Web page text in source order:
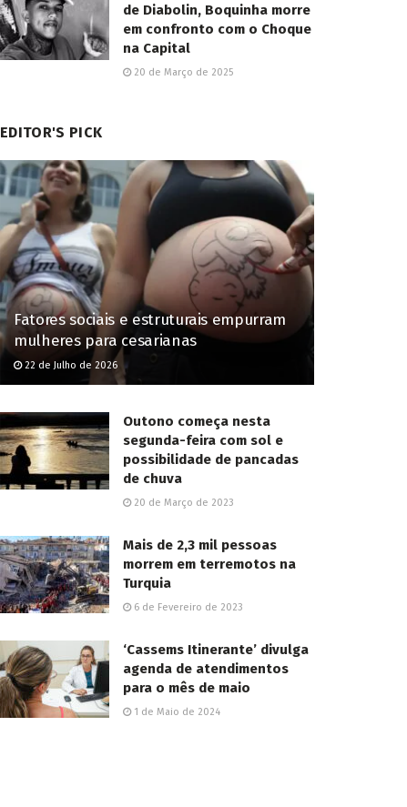
de Diabolin, Boquinha morre
em confronto com o Choque
na Capital
20 de Março de 2025
EDITOR'S PICK
Fatores sociais e estruturais empurram
mulheres para cesarianas
22 de Julho de 2026
Outono começa nesta
segunda-feira com sol e
possibilidade de pancadas
de chuva
20 de Março de 2023
Mais de 2,3 mil pessoas
morrem em terremotos na
Turquia
6 de Fevereiro de 2023
‘Cassems Itinerante’ divulga
agenda de atendimentos
para o mês de maio
1 de Maio de 2024